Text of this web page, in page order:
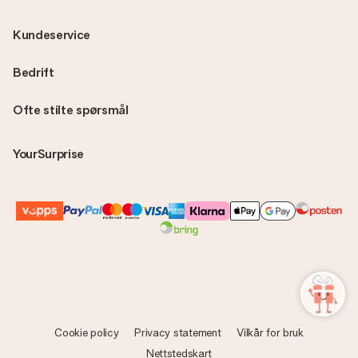
Ofte stilte spørsmål
YourSurprise
Kundeservice
Bedrift
Cookie policy Privacy statement
Vilkår for bruk
Nettstedskart